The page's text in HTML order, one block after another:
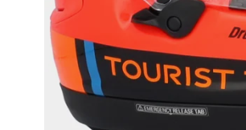
motorhelmen
Dames
motorhelmen
Kinder
motorhelmen